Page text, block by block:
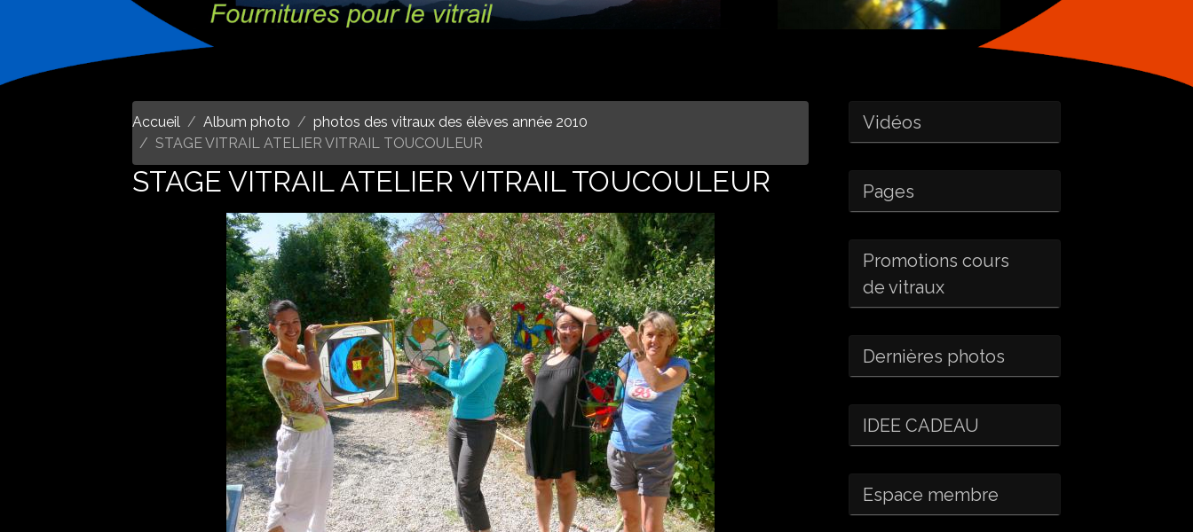
Accueil Album photo
photos des vitraux des élèves année 2010
STAGE VITRAIL ATELIER VITRAIL TOUCOULEUR
STAGE VITRAIL ATELIER VITRAIL TOUCOULEUR
Vidéos
Pages
Promotions cours
de vitraux
Dernières photos
IDEE CADEAU
Espace membre